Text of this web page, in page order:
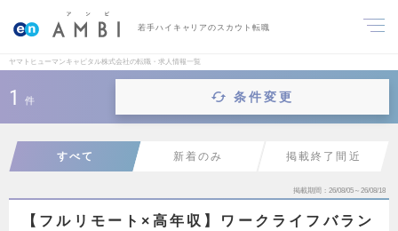
若手ハイキャリアのスカウト転職
ヤマトヒューマンキャピタル株式会社の転職・求人情報一覧
1 件 条件変更
すべて 新着のみ 掲載終了間近
掲載期間 26/08/05～26/08/18
【フルリモート×高年収】ワークライフバラン